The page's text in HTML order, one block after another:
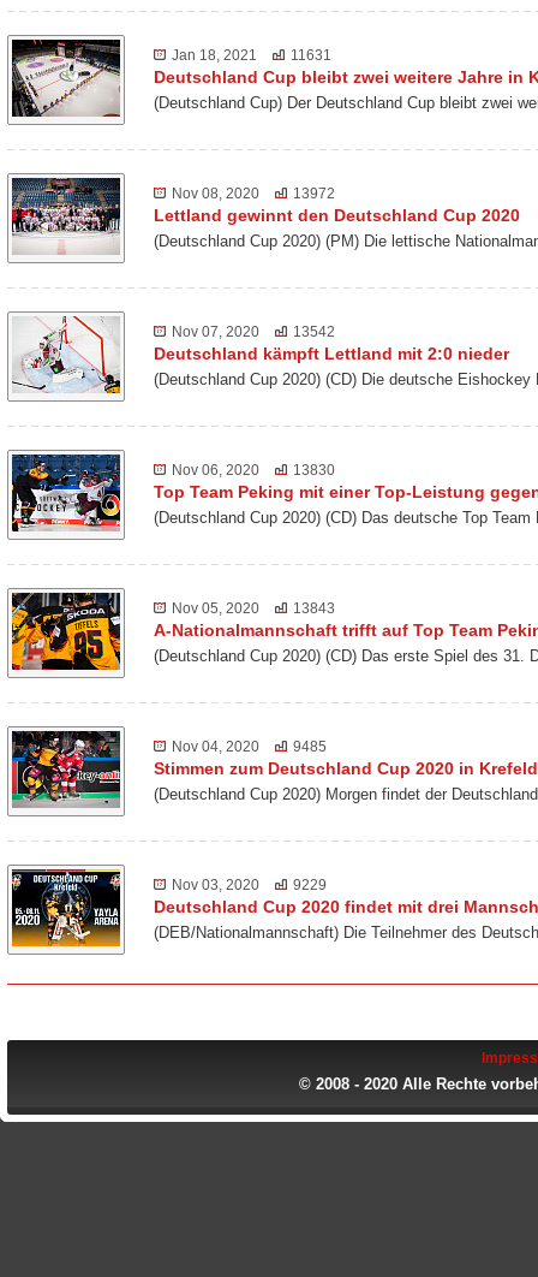
Jan 18, 2021 11631
Deutschland Cup bleibt zwei weitere Jahre in
(Deutschland Cup) Der Deutschland Cup bleibt zwei
Nov 08, 2020 13972
Lettland gewinnt den Deutschland Cup 2020
(Deutschland Cup 2020) (PM) Die lettische
Nov 07, 2020 13542
Deutschland kämpft Lettland mit 2:0 nieder
(Deutschland Cup 2020) (CD) Die deutsche
Nov 06, 2020 13830
Top Team Peking mit einer Top-Leistung
(Deutschland Cup 2020) (CD) Das deutsche Top
Nov 05, 2020 13843
A-Nationalmannschaft trifft auf Top Team
(Deutschland Cup 2020) (CD) Das erste Spiel des 31.
Nov 04, 2020 9485
Stimmen zum Deutschland Cup 2020 in Krefeld
(Deutschland Cup 2020) Morgen findet der
Nov 03, 2020 9229
Deutschland Cup 2020 findet mit drei
(DEB/Nationalmannschaft) Die Teilnehmer des
© 2008 - 2020 Alle Rechte